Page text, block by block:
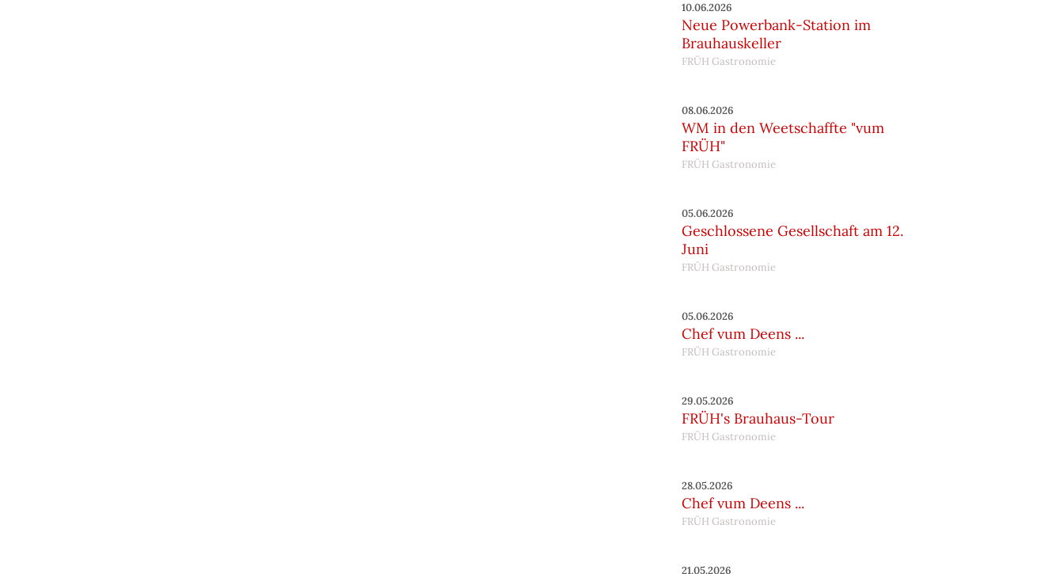
10.06.2026
Neue Powerbank-Station im
Brauhauskeller
FRÜH Gastronomie
08.06.2026
WM in den Weetschaffte "vum
FRÜH"
FRÜH Gastronomie
05.06.2026
Geschlossene Gesellschaft am 12.
Juni
FRÜH Gastronomie
05.06.2026
Chef vum Deens ...
FRÜH Gastronomie
29.05.2026
FRÜH's Brauhaus-Tour
FRÜH Gastronomie
28.05.2026
Chef vum Deens ...
FRÜH Gastronomie
21.05.2026